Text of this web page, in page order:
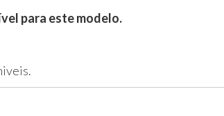
para este modelo.